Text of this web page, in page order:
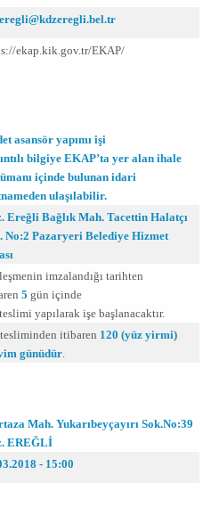
ekap.kik.gov.tr/EKAP/
asansör yapımı işi
bilgiye EKAP’ta yer alan ihale
içinde bulunan idari
ulaşılabilir.
Ereğli Bağlık Mah. Tacettin Halatçı
No:2 Pazaryeri Belediye Hizmet
imzalandığı tarihten
5 gün içinde
yapılarak işe başlanacaktır.
itibaren 120 (yüz yirmi)
günüdür
Mah. Yukarıbeyçayırı Sok.No:39
EREĞLİ
- 15:00